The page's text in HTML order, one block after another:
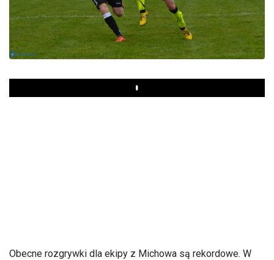
Play
Obecne rozgrywki dla ekipy z Michowa są rekordowe. W